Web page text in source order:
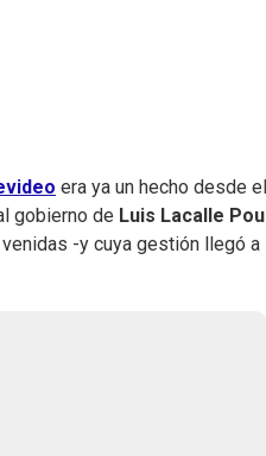
era ya un hecho desde el
gobierno de Luis Lacalle Pou
-y cuya gestión llegó a